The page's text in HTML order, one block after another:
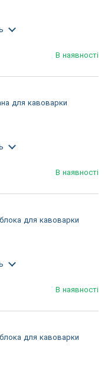
В наявності
для кавоварки
В наявності
для кавоварки
В наявності
для кавоварки